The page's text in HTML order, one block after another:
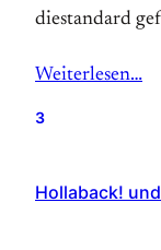
diestandard
Weiterlesen…
3
Hollaback!